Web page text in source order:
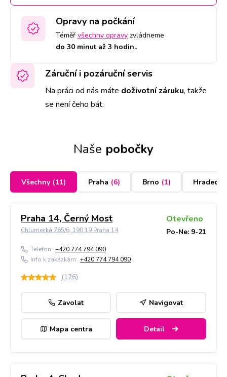
Opravy na počkání
Téměř všechny opravy zvládneme
do 30 minut až 3 hodin..
Záruční i pozáruční servis
Na práci od nás máte doživotní záruku, takže
se není čeho bát.
Naše pobočky
Všechny (11) Praha (6) Brno (1) Hradec
Praha 14, Černý Most
Chlumecká 765/6, 198 19 Praha 14
Otevřeno
Po-Ne: 9-21
Telefon: +420 774 794 090
Info k zakázkám: +420 774 794 090
(126)
Zavolat Navigovat
Mapa centra Detail